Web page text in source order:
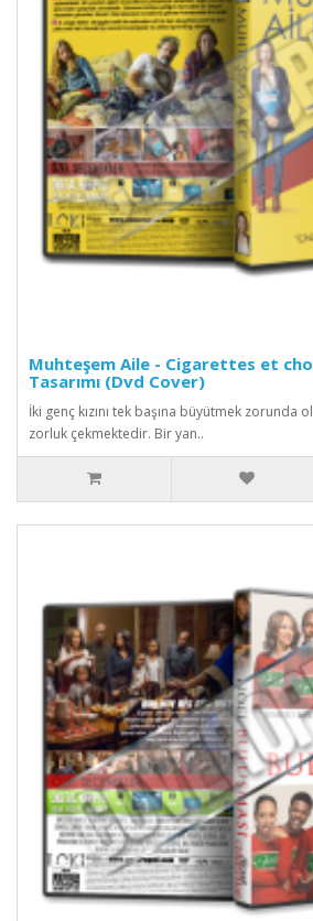
Muhteşem Aile - Cigarettes et
Tasarımı (Dvd Cover)
İki genç kızını tek başına büyütmek zorunda
zorluk çekmektedir. Bir yan..